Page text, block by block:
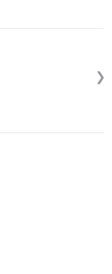
❯